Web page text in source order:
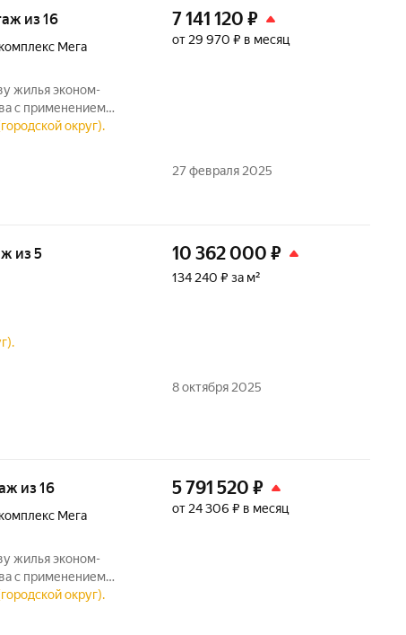
из 16
Мега
жилья эконом-
с применением
самая большая
7 141 120 ₽
от 29 970 ₽ в месяц
округ).
27 февраля 2025
из 5 10 362 000 ₽
134 240 ₽ за м²
8 октября 2025
из 16
Мега
жилья эконом-
с применением
самая большая
5 791 520 ₽
от 24 306 ₽ в месяц
округ).